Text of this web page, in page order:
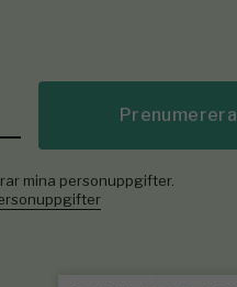
Prenumerera
mina personuppgifter.